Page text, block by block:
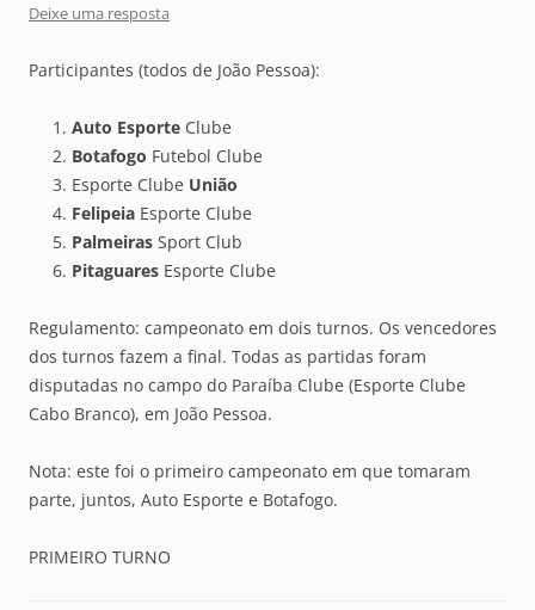
Deixe uma resposta
Participantes (todos de João Pessoa):
Auto Esporte Clube
Botafogo Futebol Clube
Esporte Clube União
Felipeia Esporte Clube
Palmeiras Sport Club
Pitaguares Esporte Clube
Regulamento: campeonato em dois turnos. Os vencedores
dos turnos fazem a final. Todas as partidas foram
disputadas no campo do Paraíba Clube (Esporte Clube
Cabo Branco), em João Pessoa.
Nota: este foi o primeiro campeonato em que tomaram
parte, juntos, Auto Esporte e Botafogo.
PRIMEIRO TURNO